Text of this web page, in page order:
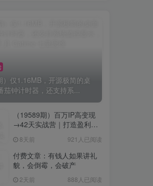
）仅1.16MB，开源极简的桌
茄钟计时器，还支持系...
（19589期）百万IP高变现
→42天实战营｜打造盈利赚
域转化批量成交积累客户案
例
8天前 921人已阅读
付费文章：有钱人如果讲礼
貌，会倒霉，会破产
2天前 888人已阅读